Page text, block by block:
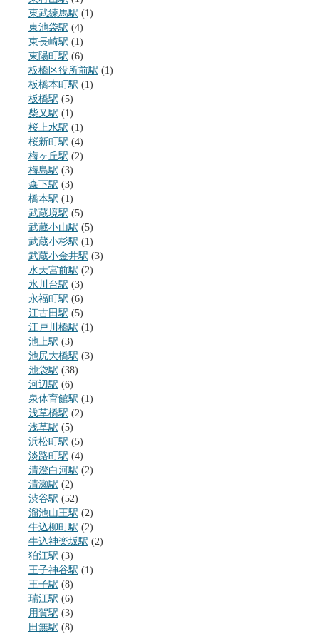
東武練馬駅 (1)
東池袋駅 (4)
東長崎駅 (1)
東陽町駅 (6)
板橋区役所前駅 (1)
板橋本町駅 (1)
板橋駅 (5)
柴又駅 (1)
桜上水駅 (1)
桜新町駅 (4)
梅ヶ丘駅 (2)
梅島駅 (3)
森下駅 (3)
橋本駅 (1)
武蔵境駅 (5)
武蔵小山駅 (5)
武蔵小杉駅 (1)
武蔵小金井駅 (3)
水天宮前駅 (2)
氷川台駅 (3)
永福町駅 (6)
江古田駅 (5)
江戸川橋駅 (1)
池上駅 (3)
池尻大橋駅 (3)
池袋駅 (38)
河辺駅 (6)
泉体育館駅 (1)
浅草橋駅 (2)
浅草駅 (5)
浜松町駅 (5)
淡路町駅 (4)
清澄白河駅 (2)
清瀬駅 (2)
渋谷駅 (52)
溜池山王駅 (2)
牛込柳町駅 (2)
牛込神楽坂駅 (2)
狛江駅 (3)
王子神谷駅 (1)
王子駅 (8)
瑞江駅 (6)
用賀駅 (3)
田無駅 (8)